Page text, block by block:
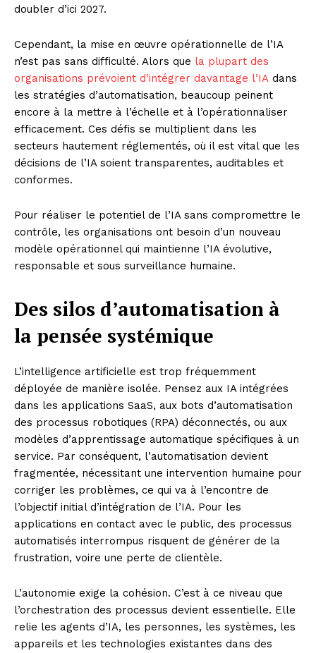
doubler d’ici 2027.
Cependant, la mise en œuvre opérationnelle de l’IA
n’est pas sans difficulté. Alors que la plupart des
organisations prévoient d’intégrer davantage l’IA dans
les stratégies d’automatisation, beaucoup peinent
encore à la mettre à l’échelle et à l’opérationnaliser
efficacement. Ces défis se multiplient dans les
secteurs hautement réglementés, où il est vital que les
décisions de l’IA soient transparentes, auditables et
conformes.
Pour réaliser le potentiel de l’IA sans compromettre le
contrôle, les organisations ont besoin d’un nouveau
modèle opérationnel qui maintienne l’IA évolutive,
responsable et sous surveillance humaine.
Des silos d’automatisation à
la pensée systémique
L’intelligence artificielle est trop fréquemment
déployée de manière isolée. Pensez aux IA intégrées
dans les applications SaaS, aux bots d’automatisation
des processus robotiques (RPA) déconnectés, ou aux
modèles d’apprentissage automatique spécifiques à un
service. Par conséquent, l’automatisation devient
fragmentée, nécessitant une intervention humaine pour
corriger les problèmes, ce qui va à l’encontre de
l’objectif initial d’intégration de l’IA. Pour les
applications en contact avec le public, des processus
automatisés interrompus risquent de générer de la
frustration, voire une perte de clientèle.
L’autonomie exige la cohésion. C’est à ce niveau que
l’orchestration des processus devient essentielle. Elle
relie les agents d’IA, les personnes, les systèmes, les
appareils et les technologies existantes dans des